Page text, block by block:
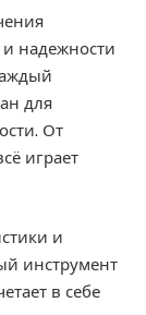
надежности
для
От
играет
и
инструмент
в себе